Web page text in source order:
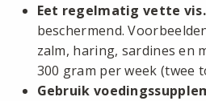
Eet regelmatig vette
beschermend.
zalm, haring, sardines en
300 gram per week (twee
Gebruik